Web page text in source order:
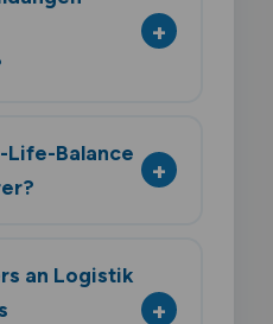
Life-Balance
an Logistik